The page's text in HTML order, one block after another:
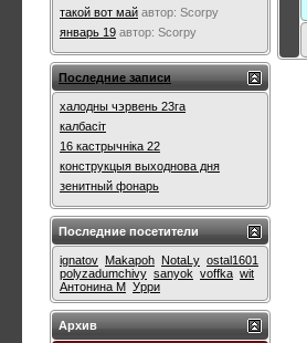
такой вот май автор: Scorpy
январь 19 автор: Scorpy
Последние записи
халодны чэрвень 23га
калбасіт
16 кастрычніка 22
конструкцыя выходнова дня
зенитный фонарь
Последние посетители
ignatov Makapoh NotaLy ostal1601
polyzadumchivy sanyok voffka wit
Антонина М Урри
Архив